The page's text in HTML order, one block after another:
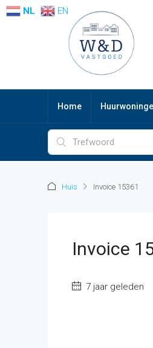
Home
Huis Invoice 15361
Invoice
7 jaar geleden
NL EN